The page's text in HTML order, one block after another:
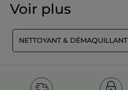
Voir plus
NETTOYANT & DÉMAQUILLANT